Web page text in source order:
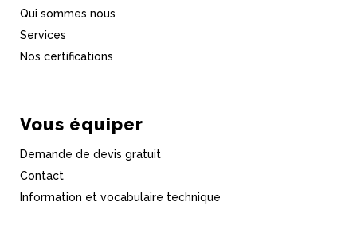
Qui sommes nous
Services
Nos certifications
Vous équiper
Demande de devis gratuit
Contact
Information et vocabulaire technique